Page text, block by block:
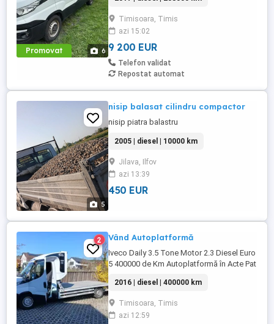
Promovat 6
funcțională senzori parcare ,import
Germania
Timisoara, Timis
azi 15:02
9 200 EUR
Telefon validat
Repostat automat
5
nisip balasat cilindru compactor
nisip piatra balastru
2005 | diesel | 10000 km
Jilava, Ilfov
azi 13:39
450 EUR
2 Vând Autoplatformă
Iveco Daily 3.5 Tone Motor 2.3 Diesel Euro
5 400000 de Km Autoplatformă în Acte Pat
Capacitate Încărcare Utilă 1400 kg Troliu
Electric cu Telecomandă Cârlig remorcare
3.5 Tone Sirocou Webasto TAHOGRAF
INTELIGENT NOU Aer condiționat
2016 | diesel | 400000 km
Timisoara, Timis
azi 12:59